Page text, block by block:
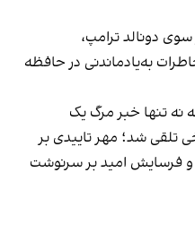
دونالد ترامپ،
به‌یادماندنی در حافظه
نه تنها خبر مرگ یک
تلقی شد؛ مهر تاییدی بر
و فرسایش امید بر سرنوشت